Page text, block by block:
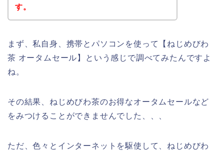
す。
まず、私自身、携帯とパソコンを使って【ねじめびわ
茶 オータムセール】という感じで調べてみたんですよ
ね。
その結果、ねじめびわ茶のお得なオータムセールなど
をみつけることができませんでした、、、
ただ、色々とインターネットを駆使して、ねじめびわ